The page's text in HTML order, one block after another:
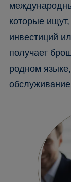
которые
инвестиций
получает
родном